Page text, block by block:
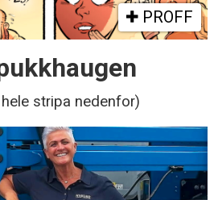
PROFF
stripa nedenfor)